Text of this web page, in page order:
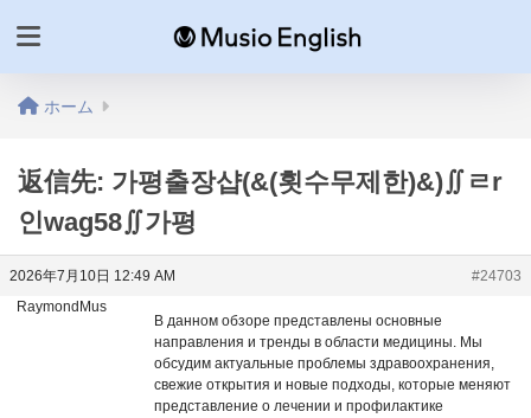
ホーム
返信先: 가평출장샵(&(횟수무제한)&)∬ㄹr
인wag58∬가평
2026年7月10日 12:49 AM
#24703
RaymondMus
В данном обзоре представлены основные
направления и тренды в области медицины. Мы
обсудим актуальные проблемы здравоохранения,
свежие открытия и новые подходы, которые меняют
представление о лечении и профилактике